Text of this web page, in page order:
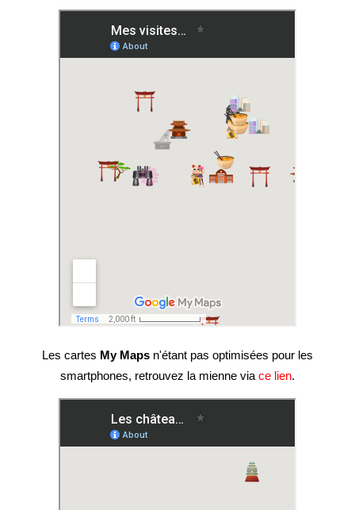
Les cartes My Maps n'étant pas optimisées pour les
smartphones, retrouvez la mienne via ce lien.